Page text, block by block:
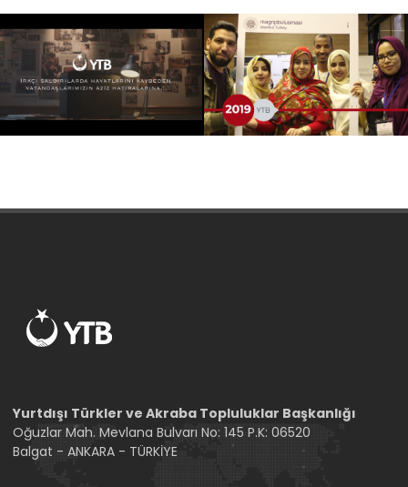
Yurtdışı Türkler ve Akraba Topluluklar Başkanlığı
Oğuzlar Mah. Mevlana Bulvarı No: 145 P.K: 06520
Balgat - ANKARA - TÜRKİYE